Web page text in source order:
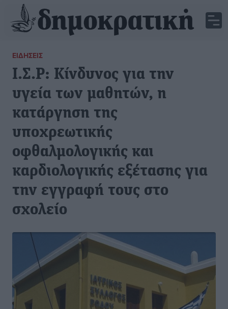
ΕΙΔΉΣΕΙΣ
Ι.Σ.Ρ: Κίνδυνος για την
υγεία των μαθητών, η
κατάργηση της
υποχρεωτικής
οφθαλμολογικής και
καρδιολογικής εξέτασης για
την εγγραφή τους στο
σχολείο